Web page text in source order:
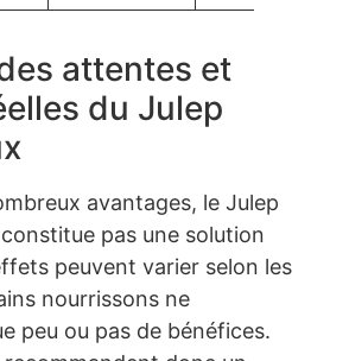
attentes et
du Julep
avantages, le Julep
pas une solution
peuvent varier selon les
nourrissons ne
peu ou pas de bénéfices.